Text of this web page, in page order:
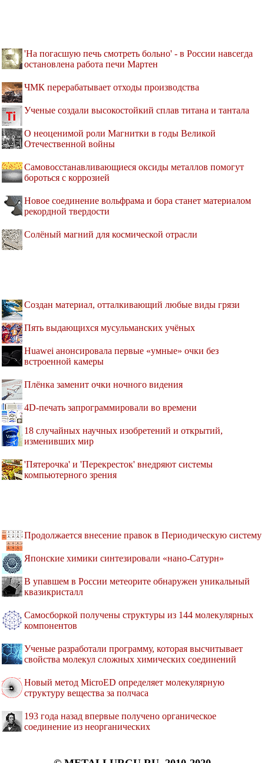
'На погасшую печь смотреть больно' - в России навсегда
остановлена работа печи Мартен
ЧМК перерабатывает отходы производства
Ученые создали высокостойкий сплав титана и тантала
О неоценимой роли Магнитки в годы Великой
Отечественной войны
Самовосстанавливающиеся оксиды металлов помогут
бороться с коррозией
Новое соединение вольфрама и бора станет материалом
рекордной твердости
Солёный магний для космической отрасли
Создан материал, отталкивающий любые виды грязи
Пять выдающихся мусульманских учёных
Huawei анонсировала первые «умные» очки без
встроенной камеры
Плёнка заменит очки ночного видения
4D-печать запрограммировали во времени
18 случайных научных изобретений и открытий,
изменивших мир
'Пятерочка' и 'Перекресток' внедряют системы
компьютерного зрения
Продолжается внесение правок в Периодическую систему
Японские химики синтезировали «нано-Сатурн»
В упавшем в России метеорите обнаружен уникальный
квазикристалл
Самосборкой получены структуры из 144 молекулярных
компонентов
Ученые разработали программу, которая высчитывает
свойства молекул сложных химических соединений
Новый метод MicroED определяет молекулярную
структуру вещества за полчаса
193 года назад впервые получено органическое
соединение из неорганических